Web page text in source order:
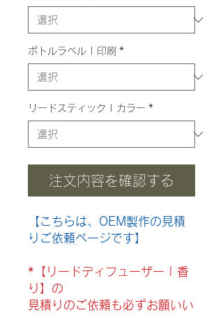
ボトルラベル | 印刷 *
リードスティック | カラー *
注文内容を確認する
【こちらは、OEM製作の見積
りご依頼ページです】
*【リードディフューザー | 香
り】の
見積りのご依頼も必ずお願いい